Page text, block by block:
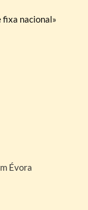
fixa nacional»
Évora